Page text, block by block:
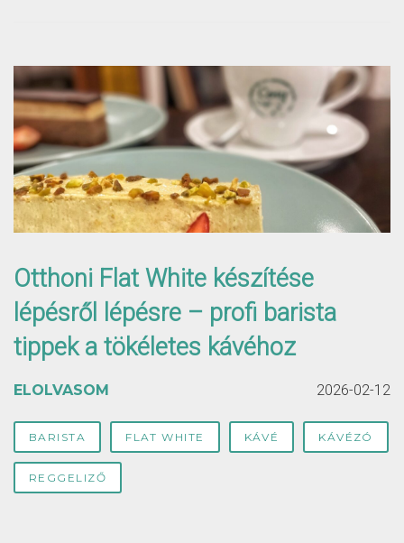
Otthoni Flat White készítése
lépésről lépésre – profi barista
tippek a tökéletes kávéhoz
ELOLVASOM 2026-02-12
BARISTA FLAT WHITE KÁVÉ KÁVÉZÓ
REGGELIZŐ